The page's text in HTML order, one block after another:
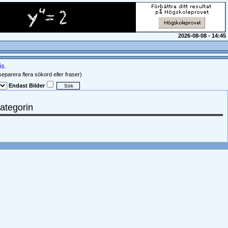
2026-08-08 - 14:45
flera sökord eller fraser)
Endast Bilder